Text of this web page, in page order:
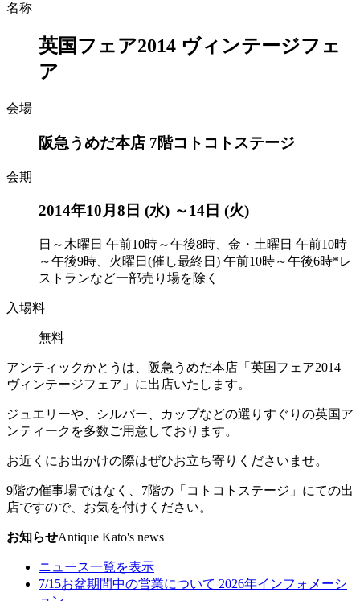
名称
英国フェア2014 ヴィンテージフェ
ア
会場
阪急うめだ本店 7階コトコトステージ
会期
2014年10月8日 (水) ～14日 (火)
日～木曜日 午前10時～午後8時、金・土曜日 午前10時
～午後9時、火曜日(催し最終日) 午前10時～午後6時*レ
ストランなど一部売り場を除く
入場料
無料
アンティックかとうは、阪急うめだ本店「英国フェア2014
ヴィンテージフェア」に出店いたします。
ジュエリーや、シルバー、カップなどの選りすぐりの英国ア
ンティークを多数ご用意しております。
お近くにお出かけの際はぜひお立ち寄りくださいませ。
9階の催事場ではなく、7階の「コトコトステージ」にての出
店ですので、お気を付けください。
お知らせAntique Kato's news
ニュース一覧を表示
7/15お盆期間中の営業について 2026年インフォメーシ